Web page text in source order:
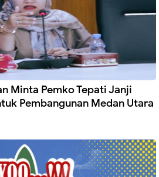
Minta Pemko Tepati Janji
Pembangunan Medan Utara